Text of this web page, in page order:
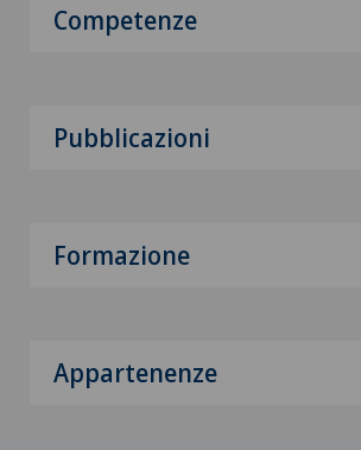
Competenze
Pubblicazioni
Formazione
Appartenenze